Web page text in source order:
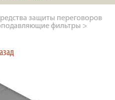
защиты переговоров
фильтры >